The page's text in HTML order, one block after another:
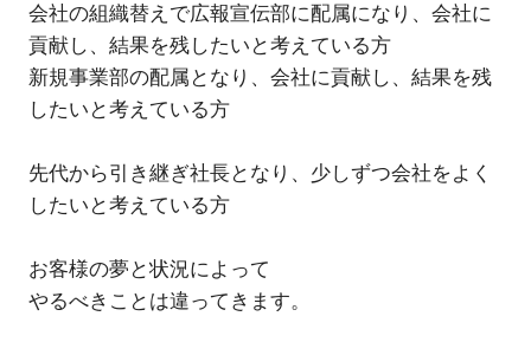
会社の組織替えで広報宣伝部に配属になり、会社に
貢献し、結果を残したいと考えている方
新規事業部の配属となり、会社に貢献し、結果を残
したいと考えている方
先代から引き継ぎ社長となり、少しずつ会社をよく
したいと考えている方
お客様の夢と状況によって
やるべきことは違ってきます。